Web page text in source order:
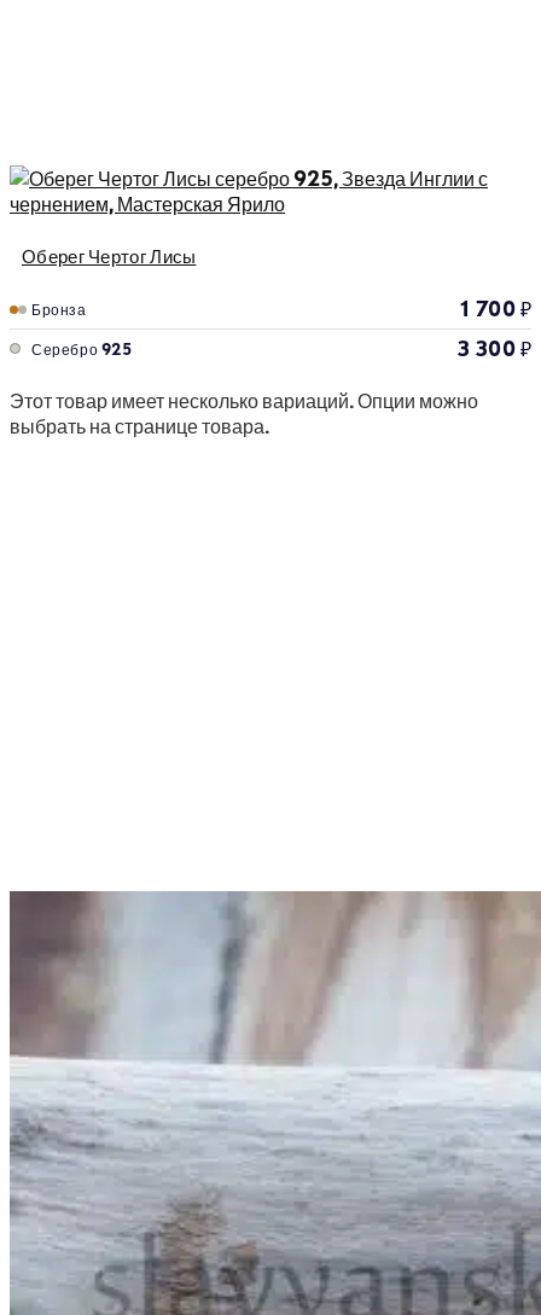
Оберег Чертог Лисы
Бронза 1 700₽
Серебро 925 3 300₽
Этот товар имеет несколько вариаций. Опции можно
выбрать на странице товара.